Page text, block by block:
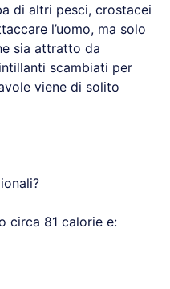
di altri pesci, crostacei
l’uomo, ma solo
sia attratto da
scambiati per
viene di solito
circa 81 calorie e: